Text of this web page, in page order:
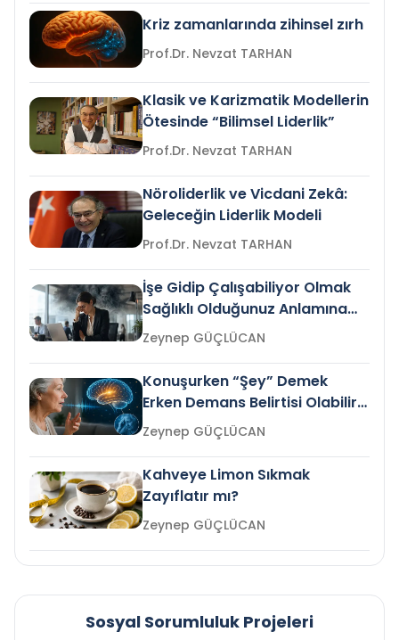
Kriz zamanlarında zihinsel zırh
Prof.Dr. Nevzat TARHAN
Klasik ve Karizmatik Modellerin
Ötesinde “Bilimsel Liderlik”
Prof.Dr. Nevzat TARHAN
Nöroliderlik ve Vicdani Zekâ:
Geleceğin Liderlik Modeli
Prof.Dr. Nevzat TARHAN
İşe Gidip Çalışabiliyor Olmak
Sağlıklı Olduğunuz Anlamına
Gelir mi?Zeynep GÜÇLÜCAN
Konuşurken “Şey” Demek
Erken Demans Belirtisi Olabilir
mi?
Zeynep GÜÇLÜCAN
Kahveye Limon Sıkmak
Zayıflatır mı?
Zeynep GÜÇLÜCAN
Sosyal Sorumluluk Projeleri